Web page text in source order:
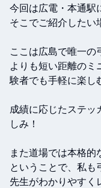
今回は広電・本通駅
そこでご紹介したい
ここは広島で唯一の
よりも短い距離のミ
験者でも手軽に楽し
成績に応じたステッ
しみ！
また道場では本格的
ということで、私も
先生がわかりやすく